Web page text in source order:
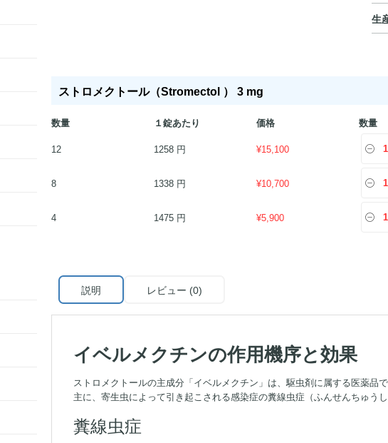
生
ストロメクトール（Stromectol ） 3 mg
数量 １錠あたり 価格
数量
12
1258 円 ¥15,100
8 1338 円 ¥10,700
4 1475 円 ¥5,900
説明 レビュー (0)
イベルメクチンの作用機序と効果
ストロメクトールの主成分「イベルメクチン」は、駆虫剤に属する医薬品で
主に、寄生虫によって引き起こされる感染症の糞線虫症（ふんせんちゅう
糞線虫症